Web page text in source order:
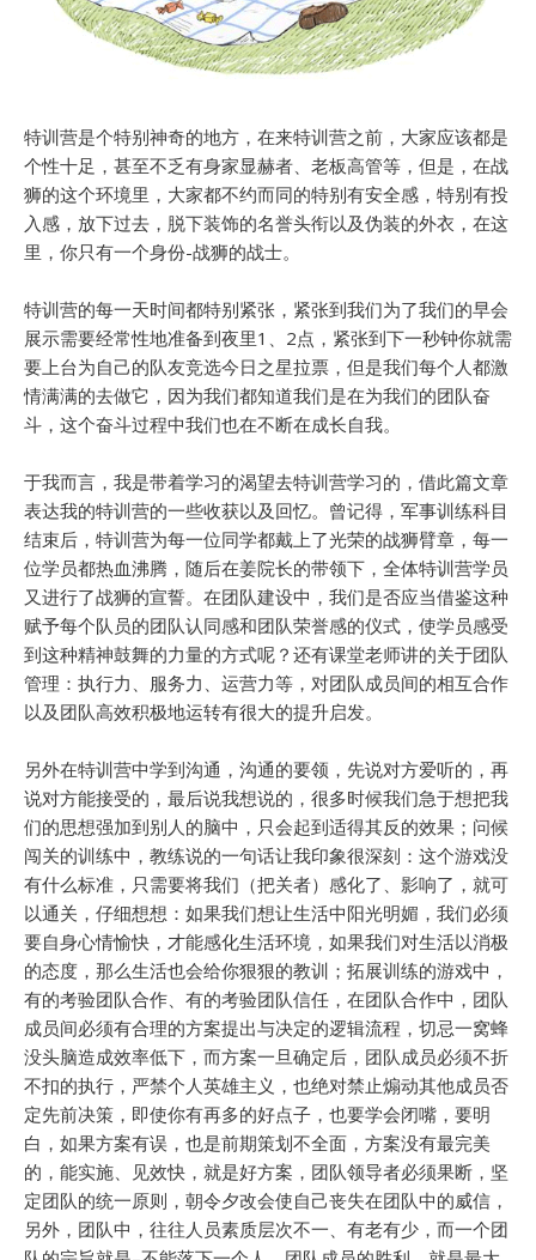
特训营是个特别神奇的地方，在来特训营之前，大家应该都是
个性十足，甚至不乏有身家显赫者、老板高管等，但是，在战
狮的这个环境里，大家都不约而同的特别有安全感，特别有投
入感，放下过去，脱下装饰的名誉头衔以及伪装的外衣，在这
里，你只有一个身份-战狮的战士。
特训营的每一天时间都特别紧张，紧张到我们为了我们的早会
展示需要经常性地准备到夜里1、2点，紧张到下一秒钟你就需
要上台为自己的队友竞选今日之星拉票，但是我们每个人都激
情满满的去做它，因为我们都知道我们是在为我们的团队奋
斗，这个奋斗过程中我们也在不断在成长自我。
于我而言，我是带着学习的渴望去特训营学习的，借此篇文章
表达我的特训营的一些收获以及回忆。曾记得，军事训练科目
结束后，特训营为每一位同学都戴上了光荣的战狮臂章，每一
位学员都热血沸腾，随后在姜院长的带领下，全体特训营学员
又进行了战狮的宣誓。在团队建设中，我们是否应当借鉴这种
赋予每个队员的团队认同感和团队荣誉感的仪式，使学员感受
到这种精神鼓舞的力量的方式呢？还有课堂老师讲的关于团队
管理：执行力、服务力、运营力等，对团队成员间的相互合作
以及团队高效积极地运转有很大的提升启发。
另外在特训营中学到沟通，沟通的要领，先说对方爱听的，再
说对方能接受的，最后说我想说的，很多时候我们急于想把我
们的思想强加到别人的脑中，只会起到适得其反的效果；问候
闯关的训练中，教练说的一句话让我印象很深刻：这个游戏没
有什么标准，只需要将我们（把关者）感化了、影响了，就可
以通关，仔细想想：如果我们想让生活中阳光明媚，我们必须
要自身心情愉快，才能感化生活环境，如果我们对生活以消极
的态度，那么生活也会给你狠狠的教训；拓展训练的游戏中，
有的考验团队合作、有的考验团队信任，在团队合作中，团队
成员间必须有合理的方案提出与决定的逻辑流程，切忌一窝蜂
没头脑造成效率低下，而方案一旦确定后，团队成员必须不折
不扣的执行，严禁个人英雄主义，也绝对禁止煽动其他成员否
定先前决策，即使你有再多的好点子，也要学会闭嘴，要明
白，如果方案有误，也是前期策划不全面，方案没有最完美
的，能实施、见效快，就是好方案，团队领导者必须果断，坚
定团队的统一原则，朝令夕改会使自己丧失在团队中的威信，
另外，团队中，往往人员素质层次不一、有老有少，而一个团